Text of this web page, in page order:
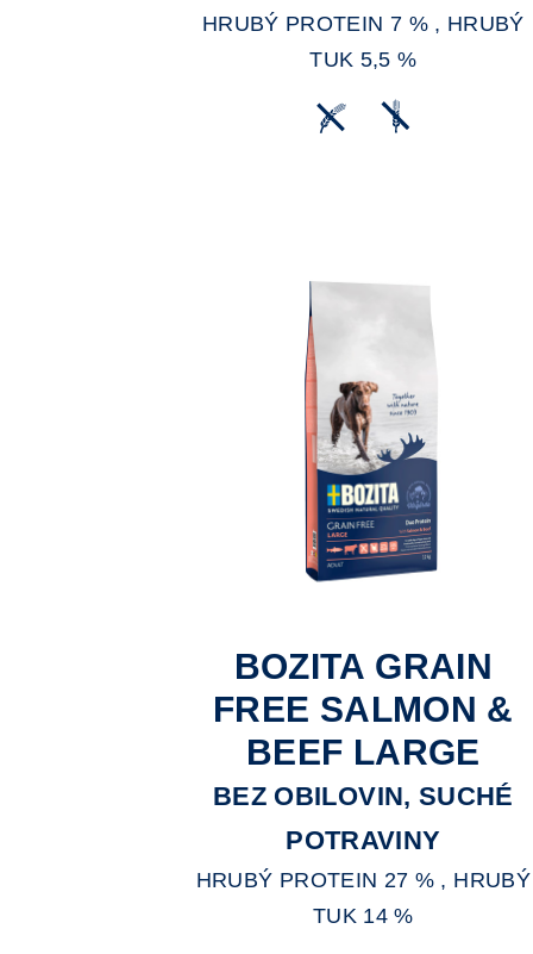
HRUBÝ PROTEIN 7 % , HRUBÝ
TUK 5,5 %
BOZITA GRAIN
FREE SALMON &
BEEF LARGE
BEZ OBILOVIN, SUCHÉ
POTRAVINY
HRUBÝ PROTEIN 27 % , HRUBÝ
TUK 14 %